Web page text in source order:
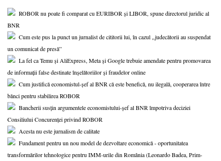
ROBOR nu poate fi comparat cu EURIBOR și LIBOR, spune directorul juridic al
BNR
Cum este pus la punct un jurnalist de cititorii lui, în cazul „judecătorii au suspendat
un comunicat de presă”
La fel ca Temu și AliExpress, Meta și Google trebuie amendate pentru promovarea
de informații false destinate înșelătoriilor și fraudelor online
Cum justifică economistul-șef al BNR că este benefică, nu ilegală, cooperarea între
bănci pentru stabilirea ROBOR
Bancherii susțin argumentele economistului-șef al BNR împotriva deciziei
Consiliului Concurenței privind ROBOR
Acesta nu este jurnalism de calitate
Fundament pentru un nou model de dezvoltare economică - oportunitatea
transformărilor tehnologice pentru IMM-urile din România (Leonardo Badea, Prim-